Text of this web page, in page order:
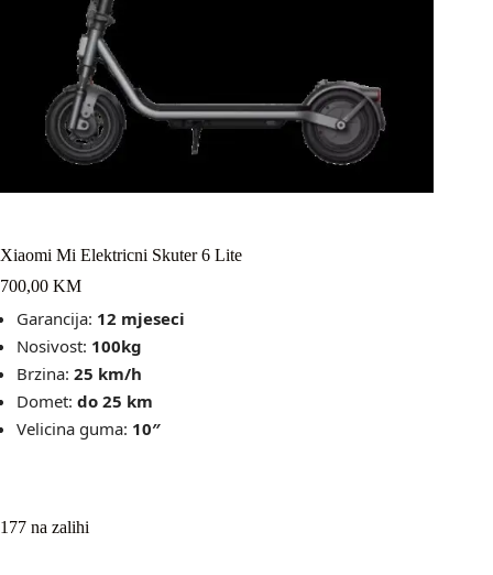
Xiaomi Mi Elektricni Skuter 6 Lite
700,00 KM
Garancija: 12 mjeseci
Nosivost: 100kg
Brzina: 25 km/h
Domet: do 25 km
Velicina guma: 10″
177 na zalihi